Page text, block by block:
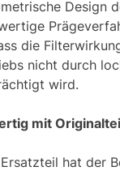
Design
die
nicht durch
wird.
mit
hat der